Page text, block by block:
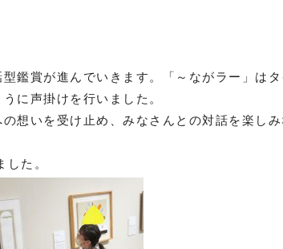
鑑賞が進んでいきます。「～ながラー」は
に声掛けを行いました。
想いを受け止め、みなさんとの対話を楽し
た。